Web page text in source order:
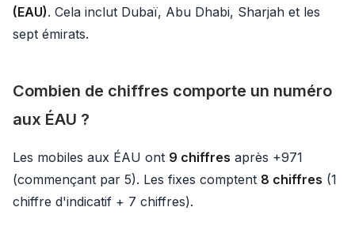
(EAU). Cela inclut Dubaï, Abu Dhabi, Sharjah et les
sept émirats.
Combien de chiffres comporte un numéro
aux ÉAU ?
Les mobiles aux ÉAU ont 9 chiffres après +971
(commençant par 5). Les fixes comptent 8 chiffres (1
chiffre d'indicatif + 7 chiffres).